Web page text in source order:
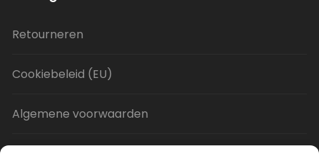
Retourneren
Cookiebeleid (EU)
Algemene voorwaarden